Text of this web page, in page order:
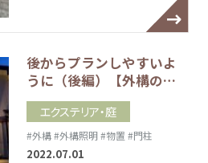
後からプランしやすいよ
うに（後編）【外構の…
エクステリア・庭
#外構#外構照明 #物置 #門柱
2022.07.01